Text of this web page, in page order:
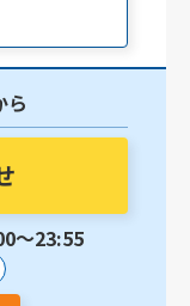
ら
〜23:55